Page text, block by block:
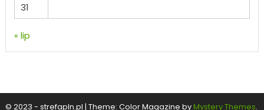
31
« lip
© 2023 - strefapln.pl | Theme: Color Magazine byMystery Themes.